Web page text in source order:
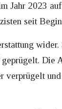
Jahr 2023
seit
Die